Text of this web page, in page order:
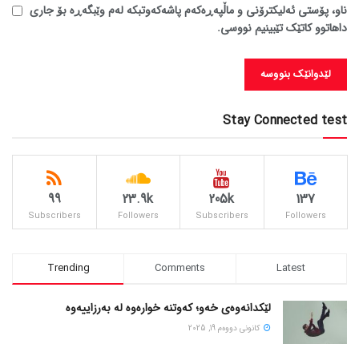
ناو، پۆستی ئەلیکترۆنی و ماڵپەڕەکەم پاشەکەوتبکە لەم وێبگەڕە بۆ جاری
داهاتوو کاتێک تێبینیم نووسی.
Stay Connected test
137
Followers
205k
Subscribers
23.9k
Followers
99
Subscribers
Trending Comments Latest
لێکدانەوەی خەو؛ کەوتنە خوارەوە لە بەرزاییەوە
كانونی دووه‌م 19, 2025